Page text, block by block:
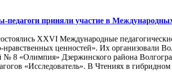
педагоги приняли участие в
XXVI Международные
нравственных ценностей». Их организовали
8 «Олимпия» Дзержинского района
«Исследователь». В Чтениях в